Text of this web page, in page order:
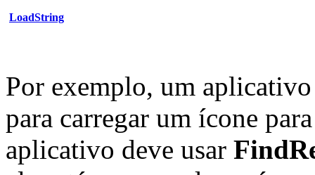
LoadString
Por exemplo, um
para carregar um ícone
aplicativo deve usar